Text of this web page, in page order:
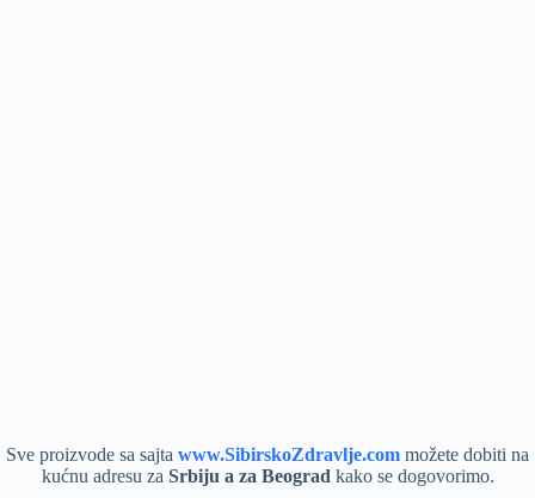
Sve proizvode sa sajta www.SibirskoZdravlje.com možete dobiti na
kućnu adresu za Srbiju a za Beograd kako se dogovorimo.